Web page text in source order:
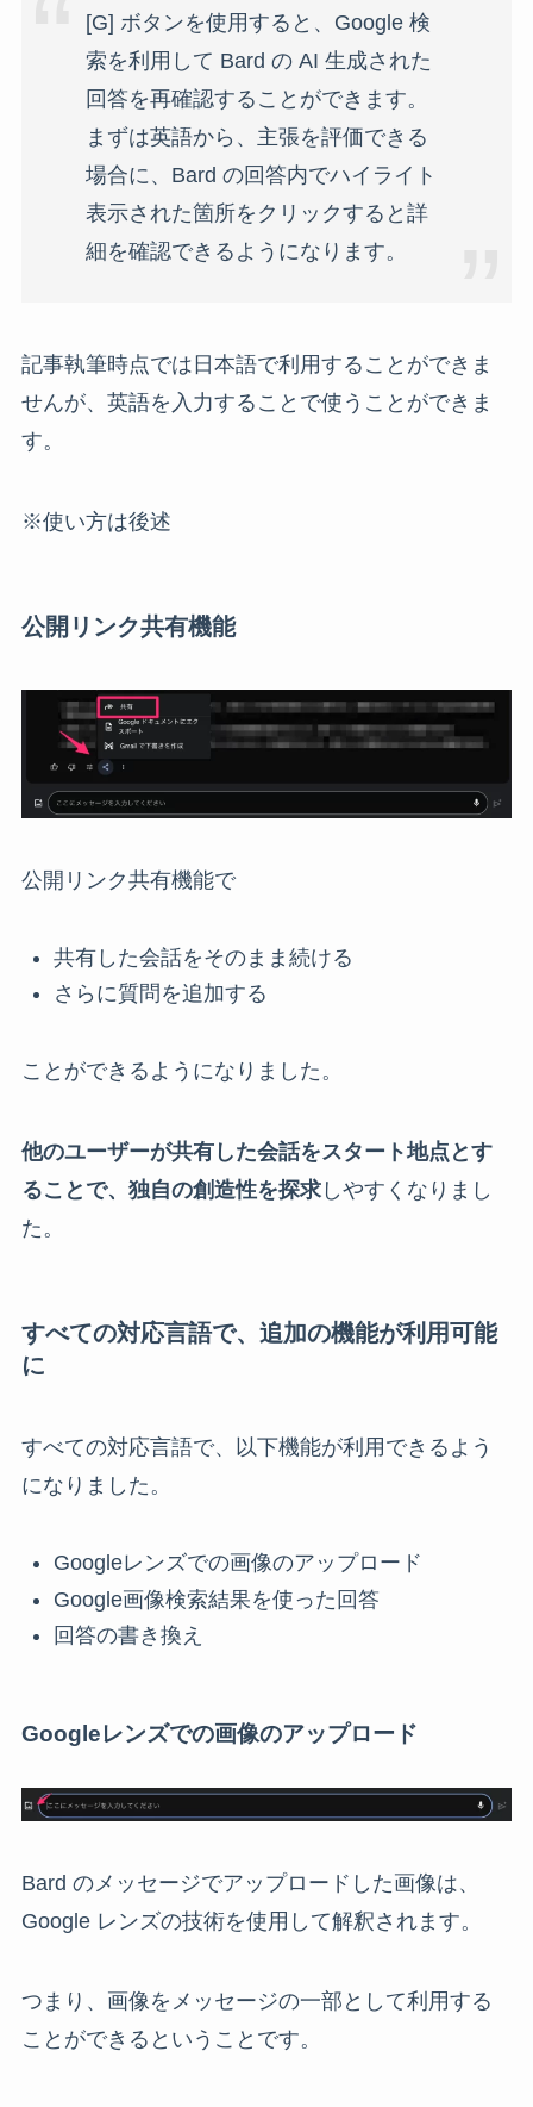
[G] ボタンを使用すると、Google 検
索を利用して Bard の AI 生成された
回答を再確認することができます。
まずは英語から、主張を評価できる
場合に、Bard の回答内でハイライト
表示された箇所をクリックすると詳
細を確認できるようになります。
記事執筆時点では日本語で利用することができま
せんが、英語を入力することで使うことができま
す。
※使い方は後述
公開リンク共有機能
公開リンク共有機能で
共有した会話をそのまま続ける
さらに質問を追加する
ことができるようになりました。
他のユーザーが共有した会話をスタート地点とす
ることで、独自の創造性を探求しやすくなりまし
た。
すべての対応言語で、追加の機能が利用可能
に
すべての対応言語で、以下機能が利用できるよう
になりました。
Googleレンズでの画像のアップロード
Google画像検索結果を使った回答
回答の書き換え
Googleレンズでの画像のアップロード
Bard のメッセージでアップロードした画像は、
Google レンズの技術を使用して解釈されます。
つまり、画像をメッセージの一部として利用する
ことができるということです。